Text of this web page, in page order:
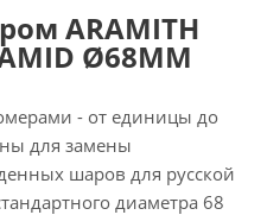
ARAMITH
Ø68ММ
- от единицы до
для замены
шаров для русской
диаметра 68